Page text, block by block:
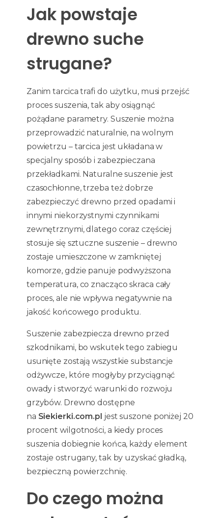
Jak powstaje
drewno suche
strugane?
Zanim tarcica trafi do użytku, musi przejść
proces suszenia, tak aby osiągnąć
pożądane parametry. Suszenie można
przeprowadzić naturalnie, na wolnym
powietrzu – tarcica jest układana w
specjalny sposób i zabezpieczana
przekładkami. Naturalne suszenie jest
czasochłonne, trzeba też dobrze
zabezpieczyć drewno przed opadami i
innymi niekorzystnymi czynnikami
zewnętrznymi, dlatego coraz częściej
stosuje się sztuczne suszenie – drewno
zostaje umieszczone w zamkniętej
komorze, gdzie panuje podwyższona
temperatura, co znacząco skraca cały
proces, ale nie wpływa negatywnie na
jakość końcowego produktu.
Suszenie zabezpiecza drewno przed
szkodnikami, bo wskutek tego zabiegu
usunięte zostają wszystkie substancje
odżywcze, które mogłyby przyciągnąć
owady i stworzyć warunki do rozwoju
grzybów. Drewno dostępne
na Siekierki.com.pl jest suszone poniżej 20
procent wilgotności, a kiedy proces
suszenia dobiegnie końca, każdy element
zostaje ostrugany, tak by uzyskać gładką,
bezpieczną powierzchnię.
Do czego można